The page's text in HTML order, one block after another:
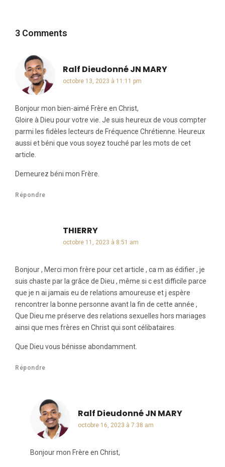
3 Comments
Ralf Dieudonné JN MARYdit :
octobre 13, 2023 à 11:11 pm
Bonjour mon bien-aimé Frère en Christ,
Gloire à Dieu pour votre vie. Je suis heureux de vous compter
parmi les fidèles lecteurs de Fréquence Chrétienne. Heureux
aussi et béni que vous soyez touché par les mots de cet
article.
Demeurez béni mon Frère.
Répondre
THIERRYdit :
octobre 11, 2023 à 8:51 am
Bonjour , Merci mon frère pour cet article , ca m as édifier , je
suis chaste par la grâce de Dieu , même si c est difficile parce
que je n ai jamais eu de relations amoureuse et j espère
rencontrer la bonne personne avant la fin de cette année ,
Que Dieu me préserve des relations sexuelles hors mariages
ainsi que mes frères en Christ qui sont célibataires.
Que Dieu vous bénisse abondamment.
Répondre
Ralf Dieudonné JN MARYdit :
octobre 16, 2023 à 7:38 am
Bonjour mon Frère en Christ,